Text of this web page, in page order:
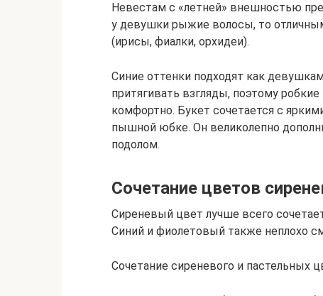
Невестам с «летней» внешностью
у девушки рыжие волосы, то
(ирисы, фиалки, орхидеи).
Синие оттенки подходят как
притягивать взгляды, поэтому
комфортно. Букет сочетается с
пышной юбке. Он великолепно
подолом.
Сочетание цветов
Сиреневый цвет лучше всего
Синий и фиолетовый также неплохо
Сочетание сиреневого и пастельных